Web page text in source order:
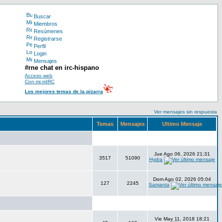
Buscar
Miembros
Resúmenes
Registrarse
Perfil
Login
Mensajes
#rne chat en irc-hispano
Acceso web
Con mi mIRC
Los mejores temas de la pizarra
Ver mensajes sin respuesta
Temas Mensajes Ultimo Mensaje
3517 51090
Jue Ago 06, 2026 21:31
Hydra
127 2245
Dom Ago 02, 2026 05:04
Samanta
Vie May 11, 2018 18:21